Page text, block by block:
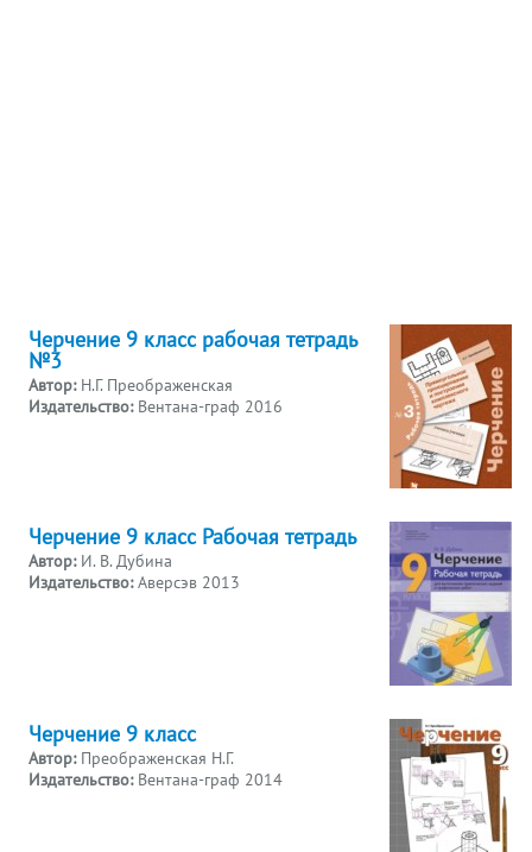
Черчение 9 класс рабочая тетрадь
№3
Автор: Н.Г. Преображенская
Издательство: Вентана-граф 2016
Черчение 9 класс Рабочая тетрадь
Автор: И. В. Дубина
Издательство:Аверсэв 2013
Черчение 9 класс
Автор: Преображенская Н.Г.
Издательство: Вентана-граф 2014